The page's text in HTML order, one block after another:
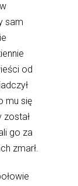
sam
od
mu się
został
go za
zmarł.